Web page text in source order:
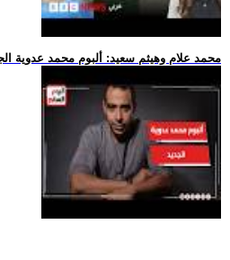
.. محمد علام وهيثم سعيد: ألبوم محمد عدوية